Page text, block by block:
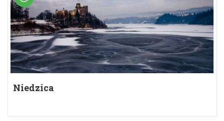
Niedzica